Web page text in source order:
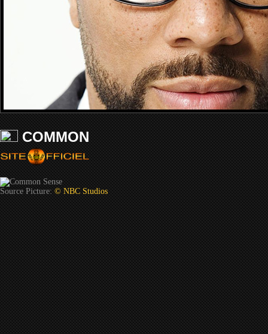
COMMON
Source Picture:© NBC Studios